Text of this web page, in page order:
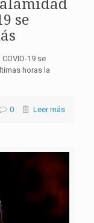
se
19 se
horas la
0 Leer más